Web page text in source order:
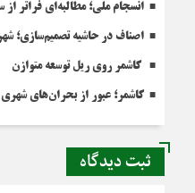
انسجام ملی؛ مطالبه‌ای فراتر
اصناف در حاشیه تصمیم‌سازی؛
کاشمر روی ریل توسعه متوازن
کاشمر؛ عبور از بحران‌های شهری
ثبت دیدگاه